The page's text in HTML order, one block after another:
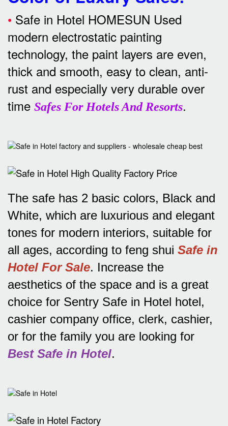
• Safe in Hotel HOMESUN Used
modern electrostatic painting
technology, the paint layers are even,
thick and smooth, easy to clean, anti-
rust and especially very durable over
time Safes For Hotels And Resorts.
The safe has 2 basic colors, Black and
White, which are luxurious and elegant
tones for modern interiors, suitable for
all ages, according to feng shui Safe in
Hotel For Sale. Increase the
aesthetics of the space and is a great
choice for Sentry Safe in Hotel hotel,
cashier company office, clerk, cashier,
or for the family you are looking for
Best Safe in Hotel.